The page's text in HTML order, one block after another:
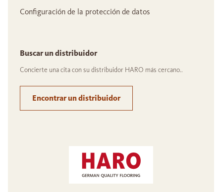
Configuración de la protección de datos
Buscar un distribuidor
Concierte una cita con su distribuidor HARO más cercano..
Encontrar un distribuidor